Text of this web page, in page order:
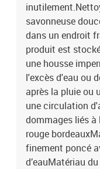
savonneuse
dans un endroit
produit est
une housse
l'excès d'eau ou
après la pluie ou
une circulation
dommages liés
rouge
finement poncé
d’eauMatériau